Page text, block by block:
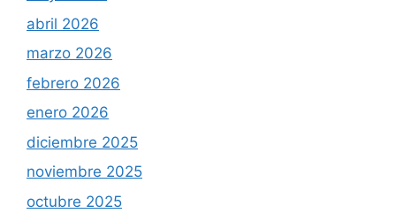
abril 2026
marzo 2026
febrero 2026
enero 2026
diciembre 2025
noviembre 2025
octubre 2025